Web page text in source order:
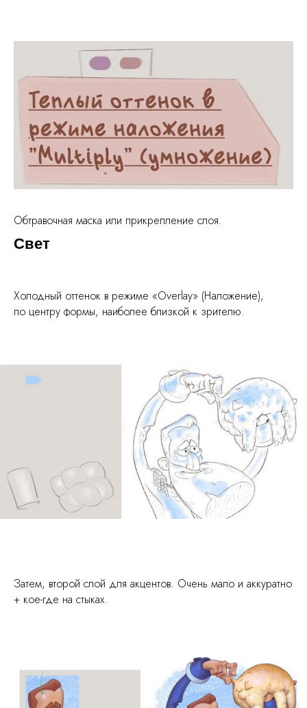
Обтравочная маска или прикрепление слоя.
Свет
Холодный оттенок в режиме «Overlay» (Наложение),
по центру формы, наиболее близкой к зрителю.
Затем, второй слой для акцентов. Очень мало и аккуратно
+ кое-где на стыках.